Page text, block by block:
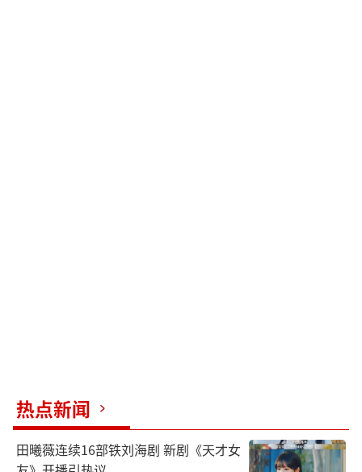
热点新闻
田曦薇连续16部铁刘海剧 新剧《天才女